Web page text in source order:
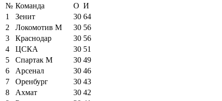
№ Команда О И
1
Зенит 30 64
2
Локомотив М 30 56
3
Краснодар 30 56
4
ЦСКА 30 51
5
Спартак М 30 49
6
Арсенал 30 46
7
Оренбург 30 43
8
Ахмат 30 42